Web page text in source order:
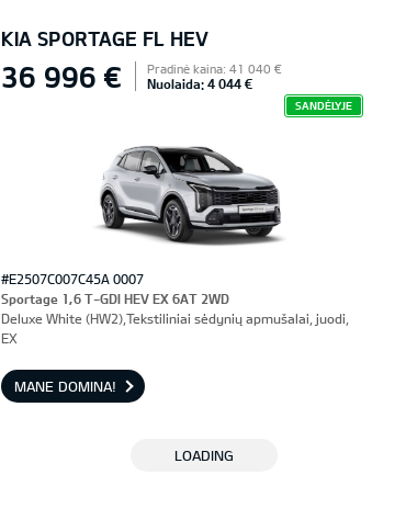
KIA SPORTAGE FL HEV
36 996 € Pradinė kaina: 41 040 €
Nuolaida: 4 044 €
SANDĖLYJE
#E2507C007C45A 0007
Sportage 1,6 T-GDI HEV EX 6AT 2WD
Deluxe White (HW2),Tekstiliniai sėdynių apmušalai, juodi,
EX
MANE DOMINA!
LOADING